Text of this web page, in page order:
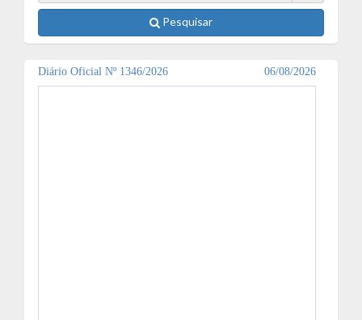
Pesquisar
Diário Oficial Nº 1346/2026 06/08/2026